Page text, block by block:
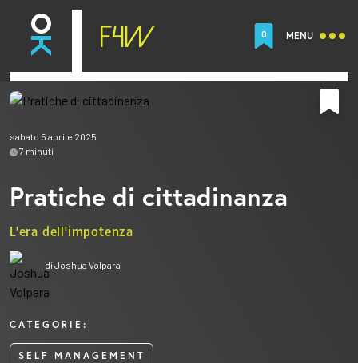
MENU
0
sabato 5 aprile 2025
7 minuti
Pratiche di cittadinanza
L'era dell'impotenza
di Joshua Volpara
CATEGORIE:
SELF MANAGEMENT